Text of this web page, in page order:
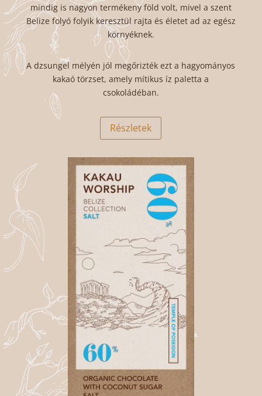
mindig is nagyon termékeny föld volt, mivel a szent
Belize folyó folyik keresztül rajta és életet ad az egész
környéknek.
A dzsungel mélyén jól megőrizték ezt a hagyományos
kakaó törzset, amely mítikus íz paletta a
csokoládéban.
Részletek